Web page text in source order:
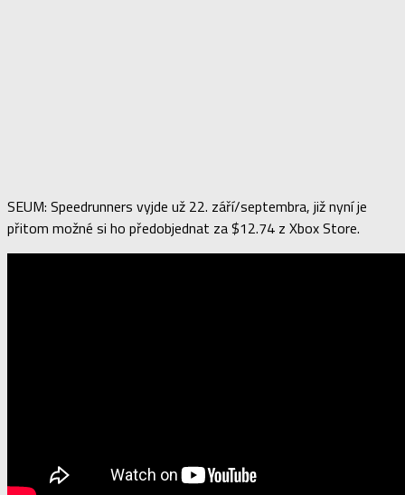
SEUM: Speedrunners vyjde už 22. září/septembra, již nyní je
přitom možné si ho předobjednat za $12.74 z Xbox Store.